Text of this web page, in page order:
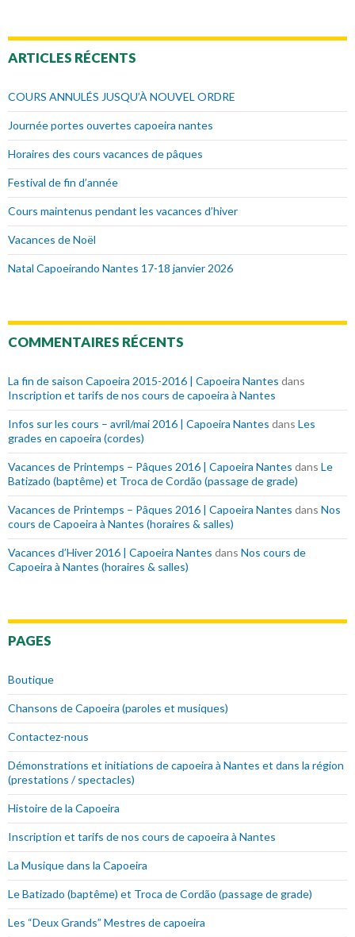
ARTICLES RÉCENTS
COURS ANNULÉS JUSQU’À NOUVEL ORDRE
Journée portes ouvertes capoeira nantes
Horaires des cours vacances de pâques
Festival de fin d’année
Cours maintenus pendant les vacances d’hiver
Vacances de Noël
Natal Capoeirando Nantes 17-18 janvier 2026
COMMENTAIRES RÉCENTS
La fin de saison Capoeira 2015-2016 | Capoeira Nantes dans
Inscription et tarifs de nos cours de capoeira à Nantes
Infos sur les cours – avril/mai 2016 | Capoeira Nantes dans Les
grades en capoeira (cordes)
Vacances de Printemps – Pâques 2016 | Capoeira Nantes dans Le
Batizado (baptême) et Troca de Cordão (passage de grade)
Vacances de Printemps – Pâques 2016 | Capoeira Nantes dans Nos
cours de Capoeira à Nantes (horaires & salles)
Vacances d’Hiver 2016 | Capoeira Nantes dans Nos cours de
Capoeira à Nantes (horaires & salles)
PAGES
Boutique
Chansons de Capoeira (paroles et musiques)
Contactez-nous
Démonstrations et initiations de capoeira à Nantes et dans la région
(prestations / spectacles)
Histoire de la Capoeira
Inscription et tarifs de nos cours de capoeira à Nantes
La Musique dans la Capoeira
Le Batizado (baptême) et Troca de Cordão (passage de grade)
Les “Deux Grands” Mestres de capoeira